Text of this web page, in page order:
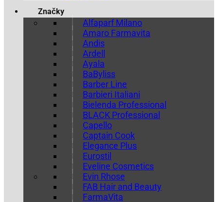
Značky
Alfaparf Milano
Amaro Farmavita
Andis
Ardell
Ayala
BaByliss
Barber Line
Barbieri Italiani
Bielenda Professional
BLACK Professional
Capello
Captain Cook
Elegance Plus
Eurostil
Eveline Cosmetics
Evin Rhose
FAB Hair and Beauty
FarmaVita